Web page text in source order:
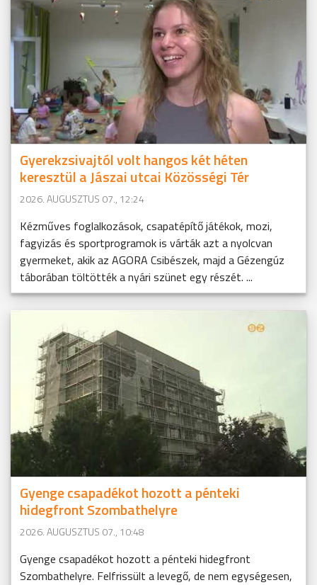
Gyerekzsivajtól volt hangos két héten
keresztül a Jászai utcai Közösségi Tér
2026. AUGUSZTUS 07., 12:24
Kézműves foglalkozások, csapatépítő játékok, mozi,
fagyizás és sportprogramok is várták azt a nyolcvan
gyermeket, akik az AGORA Csibészek, majd a Gézengúz
táborában töltötték a nyári szünet egy részét. ...
Gyenge csapadékot hozott a pénteki
hidegfront Szombathelyre
2026. AUGUSZTUS 07., 10:48
Gyenge csapadékot hozott a pénteki hidegfront
Szombathelyre. Felfrissült a levegő, de nem egységesen,